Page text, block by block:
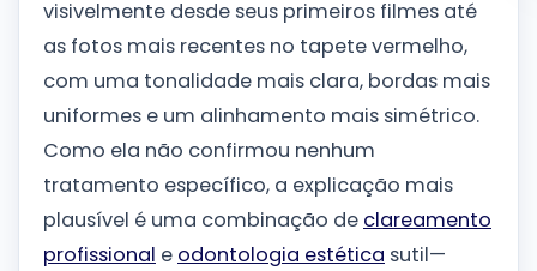
visivelmente desde seus primeiros filmes até
as fotos mais recentes no tapete vermelho,
com uma tonalidade mais clara, bordas mais
uniformes e um alinhamento mais simétrico.
Como ela não confirmou nenhum
tratamento específico, a explicação mais
plausível é uma combinação de clareamento
profissional e odontologia estética sutil—